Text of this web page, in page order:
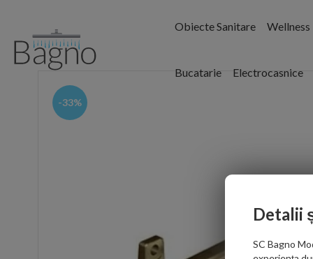
Obiecte Sanitare Wellness
Bucatarie Electrocasnice
-33%
Detalii
SC Bagno